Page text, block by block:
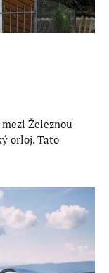
Železnou
orloj. Tato